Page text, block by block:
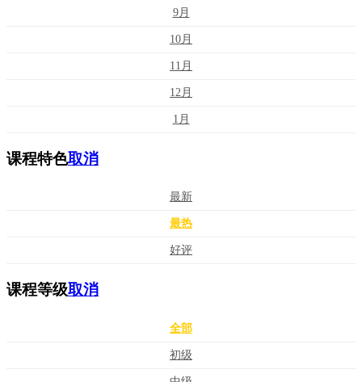
9月
10月
11月
12月
1月
课程特色取消
最新
最热
好评
课程等级取消
全部
初级